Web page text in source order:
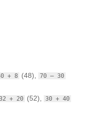
+ 8 (48), 70 – 30
+ 20 (52), 30 + 40